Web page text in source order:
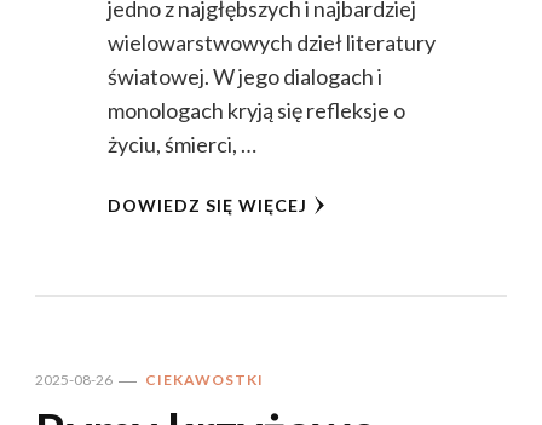
jedno z najgłębszych i najbardziej
wielowarstwowych dzieł literatury
światowej. W jego dialogach i
monologach kryją się refleksje o
życiu, śmierci, …
DOWIEDZ SIĘ WIĘCEJ
2025-08-26 CIEKAWOSTKI